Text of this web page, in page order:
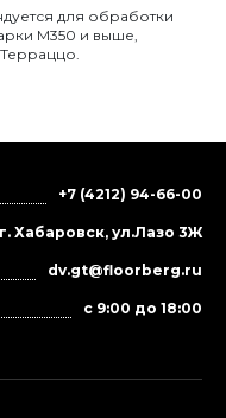
для обработки
М350 и выше,
+7 (4212) 94-66-00
Хабаровск, ул.Лазо 3Ж
dv.gt@floorberg.ru
с 9:00 до 18:00